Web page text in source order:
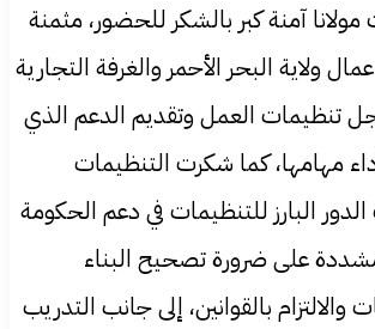
آمنة كبر بالشكر للحضور، مثمنة
ولاية البحر الأحمر والغرفة التجارية
تنظيمات العمل وتقديم الدعم الذي
مهامها، كما شكرت التنظيمات
البارز للتنظيمات في دعم الحكومة
مشددة على ضرورة تصحيح البناء
والالتزام بالقوانين، إلى جانب التدريب